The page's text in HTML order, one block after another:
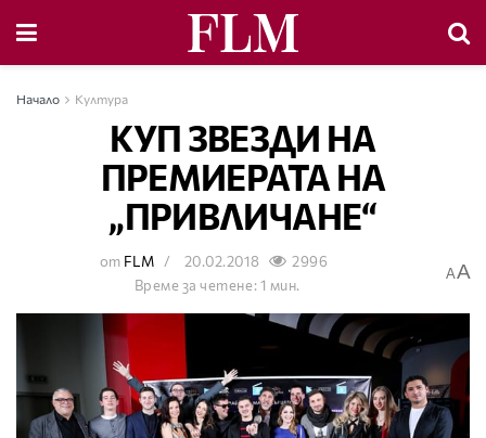
Начало Култура
КУП ЗВЕЗДИ НА
ПРЕМИЕРАТА НА
„ПРИВЛИЧАНЕ“
от FLM 20.02.2018
2996
Време за четене: 1 мин.
AA